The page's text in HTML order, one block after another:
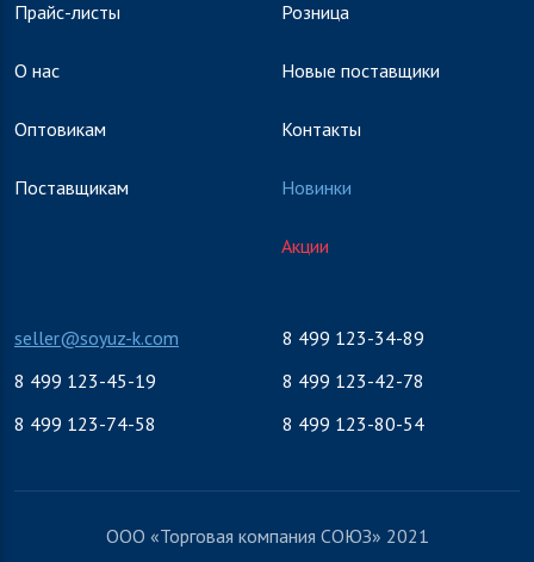
Прайс-листы
О нас
Оптовикам
Поставщикам
Розница
Новые поставщики
Контакты
Новинки
Акции
seller@soyuz-k.com
8 499 123-34-89
8 499 123-45-19
8 499 123-42-78
8 499 123-74-58
8 499 123-80-54
ООО «Торговая компания СОЮЗ» 2021